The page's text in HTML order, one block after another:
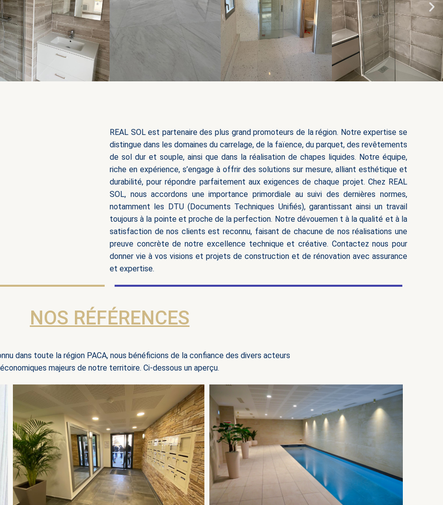
REAL SOL est partenaire des plus grand promoteurs de la région. Notre expertise se
distingue dans les domaines du carrelage, de la faïence, du parquet, des revêtements
de sol dur et souple, ainsi que dans la réalisation de chapes liquides. Notre équipe,
riche en expérience, s’engage à offrir des solutions sur mesure, alliant esthétique et
durabilité, pour répondre parfaitement aux exigences de chaque projet. Chez REAL
SOL, nous accordons une importance primordiale au suivi des dernières normes,
notamment les DTU (Documents Techniques Unifiés), garantissant ainsi un travail
toujours à la pointe et proche de la perfection. Notre dévouement à la qualité et à la
satisfaction de nos clients est reconnu, faisant de chacune de nos réalisations une
preuve concrète de notre excellence technique et créative. Contactez nous pour
donner vie à vos visions et projets de construction et de rénovation avec assurance
et expertise.
NOS RÉFÉRENCES
dans toute la région PACA, nous bénéficions de la confiance des divers acteurs
économiques majeurs de notre territoire. Ci-dessous un aperçu.